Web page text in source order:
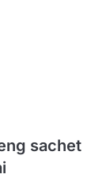
sachet